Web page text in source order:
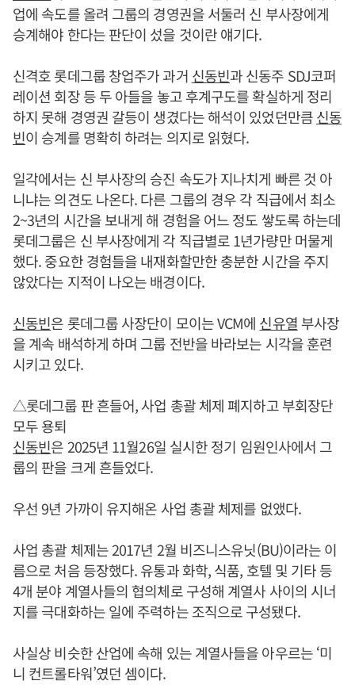
업에 속도를 올려 그룹의 경영권을 서둘러 신 부사장에게
승계해야 한다는 판단이 섰을 것이란 얘기다.
신격호 롯데그룹 창업주가 과거 신동빈과 신동주 SDJ코퍼
레이션 회장 등 두 아들을 놓고 후계구도를 확실하게 정리
하지 못해 경영권 갈등이 생겼다는 해석이 있었던만큼신동
빈이 승계를 명확히 하려는 의지로 읽혔다.
일각에서는 신 부사장의 승진 속도가 지나치게 빠른 것 아
니냐는 의견도 나온다. 다른 그룹의 경우 각 직급에서 최소
2~3년의 시간을 보내게 해 경험을 어느 정도 쌓도록 하는데
롯데그룹은 신 부사장에게 각 직급별로 1년가량만 머물게
했다. 중요한 경험들을 내재화할만한 충분한 시간을 주지
않았다는 지적이 나오는 배경이다.
신동빈은 롯데그룹 사장단이 모이는 VCM에 신유열부사장
을 계속 배석하게 하며 그룹 전반을 바라보는 시각을 훈련
시키고 있다.
△롯데그룹 판 흔들어, 사업 총괄 체제 폐지하고 부회장단
모두 용퇴
신동빈은 2025년 11월26일 실시한 정기 임원인사에서 그
룹의 판을 크게 흔들었다.
우선 9년 가까이 유지해온 사업 총괄 체제를 없앴다.
사업 총괄 체제는 2017년 2월 비즈니스유닛(BU)이라는 이
름으로 처음 등장했다. 유통과 화학, 식품, 호텔 및 기타 등
4개 분야 계열사들의 협의체로 구성해 계열사 사이의 시너
지를 극대화하는 일에 주력하는 조직으로 구성됐다.
사실상 비슷한 산업에 속해 있는 계열사들을 아우르는 ‘미
니 컨트롤타워’였던 셈이다.